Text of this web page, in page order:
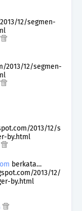
12/segmen-
2013/12/segmen-
2013/12/s
by.html
berkata…
2013/12/
by.html